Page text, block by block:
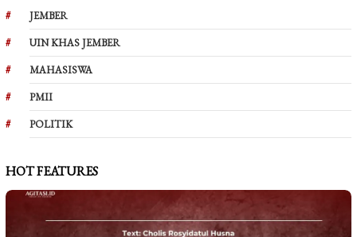
JEMBER
UIN KHAS JEMBER
MAHASISWA
PMII
POLITIK
HOT FEATURES